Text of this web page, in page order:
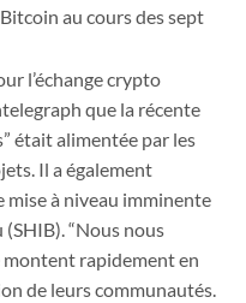
au cours des sept
l’échange crypto
que la récente
était alimentée par les
Il a également
mise à niveau imminente
“Nous nous
montent rapidement en
de leurs communautés.